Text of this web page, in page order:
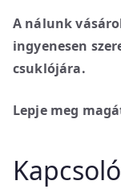
A nálunk
ingyenesen
csuklójára.
Lepje meg